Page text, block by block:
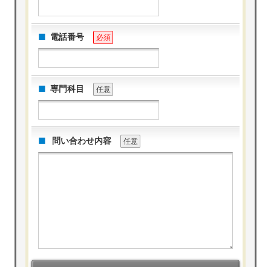
電話番号 必須
専門科目 任意
問い合わせ内容 任意